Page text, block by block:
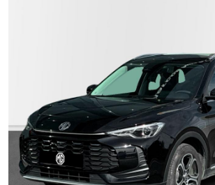
Transmisión
Carrocería